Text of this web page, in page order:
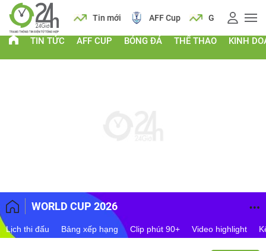
Lịch Tin mới AFF Cup Giá vàng
TIN TỨC AFF CUP BÓNG ĐÁ THỂ THAO KINH
WORLD CUP 2026
Lịch thi đấu Bảng xếp hạng Clip phút 90+ Video highlight